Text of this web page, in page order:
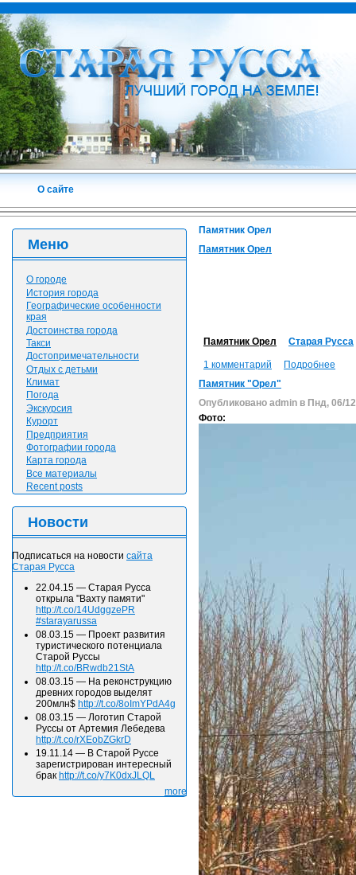
О сайте
Памятник Орел
Памятник Орел
Памятник Орел Старая Русса
1 комментарий
Подробнее
Памятник "Орел"
Опубликовано admin в Пнд, 06/
Фото:
Меню
О городе
История города
Географические особенности
края
Достоинства города
Такси
Достопримечательности
Отдых с детьми
Климат
Погода
Экскурсия
Курорт
Предприятия
Фотографии города
Карта города
Все материалы
Recent posts
Новости
Подписаться на новости сайта
Старая Русса
22.04.15 — Старая Русса
открыла "Вахту памяти"
http://t.co/14UdggzePR
#starayarussa
08.03.15 — Проект развития
туристического потенциала
Старой Руссы
http://t.co/BRwdb21StA
08.03.15 — На реконструкцию
древних городов выделят
200млн$ http://t.co/8oImYPdA4g
08.03.15 — Логотип Старой
Руссы от Артемия Лебедева
http://t.co/rXEobZGkrD
19.11.14 — В Старой Руссе
зарегистрирован интересный
брак http://t.co/y7K0dxJLQL
more